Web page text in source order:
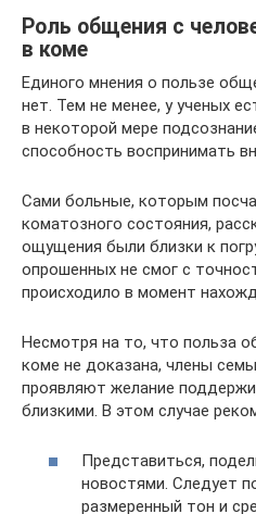
Роль общения с
в коме
Единого мнения о пользе
нет. Тем не менее, у ученых
в некоторой мере
способность воспринимать
Сами больные, которым
коматозного состояния,
ощущения были близки к
опрошенных не смог с
происходило в момент
Несмотря на то, что польза
коме не доказана, члены
проявляют желание
близкими. В этом случае
Представиться,
новостями. Следует
размеренный тон и